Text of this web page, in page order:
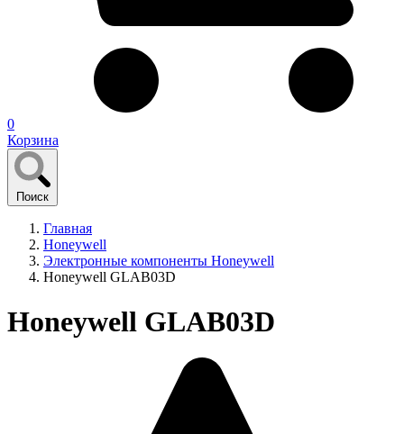
0
Корзина
Поиск
Главная
Honeywell
Электронные компоненты Honeywell
Honeywell GLAB03D
Honeywell GLAB03D